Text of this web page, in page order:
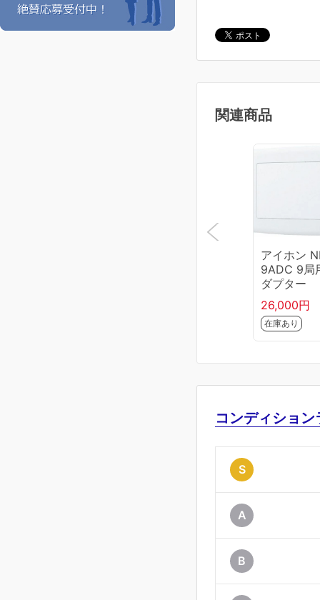
関連商品
アイホン
9ADC 9局
ダプター
26,000円
在庫あり
コンディション
S
A
B